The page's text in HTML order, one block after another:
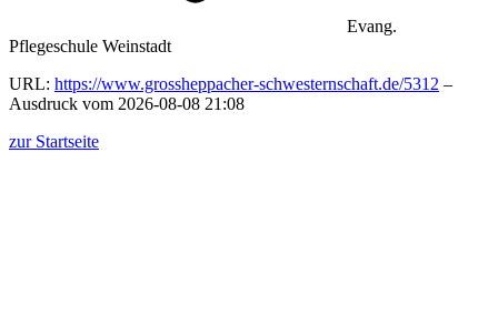
Evang.
Pflegeschule Weinstadt
URL: https://www.grossheppacher-schwesternschaft.de/5312 –
Ausdruck vom 2026-08-08 21:08
zur Startseite